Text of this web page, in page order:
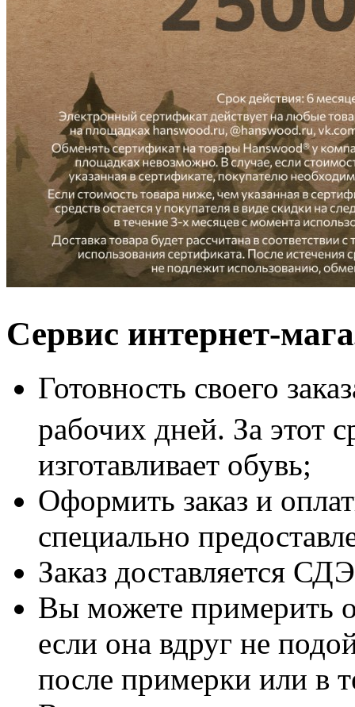
Сервис интернет-
Готовность своего
рабочих дней. За этот
изготавливает обувь;
Оформить заказ и
специально
Заказ доставляется
Вы можете примерить
если она вдруг не
после примерки или в